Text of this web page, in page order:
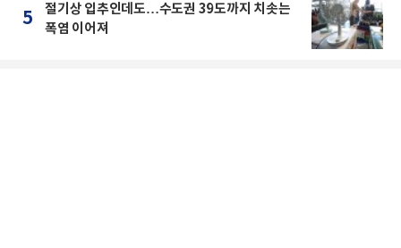
5
절기상 입추인데도…수도권 39도까지 치솟는
폭염 이어져